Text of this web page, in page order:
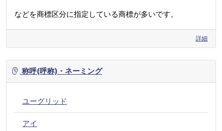
などを商標区分に指定している商標が多いです。
詳細
称呼(呼称)・ネーミング
ユーグリッド
アイ